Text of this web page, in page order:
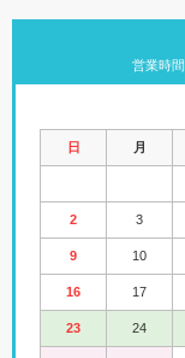
営業時
日 月
2 3
9 10
16 17
23 24